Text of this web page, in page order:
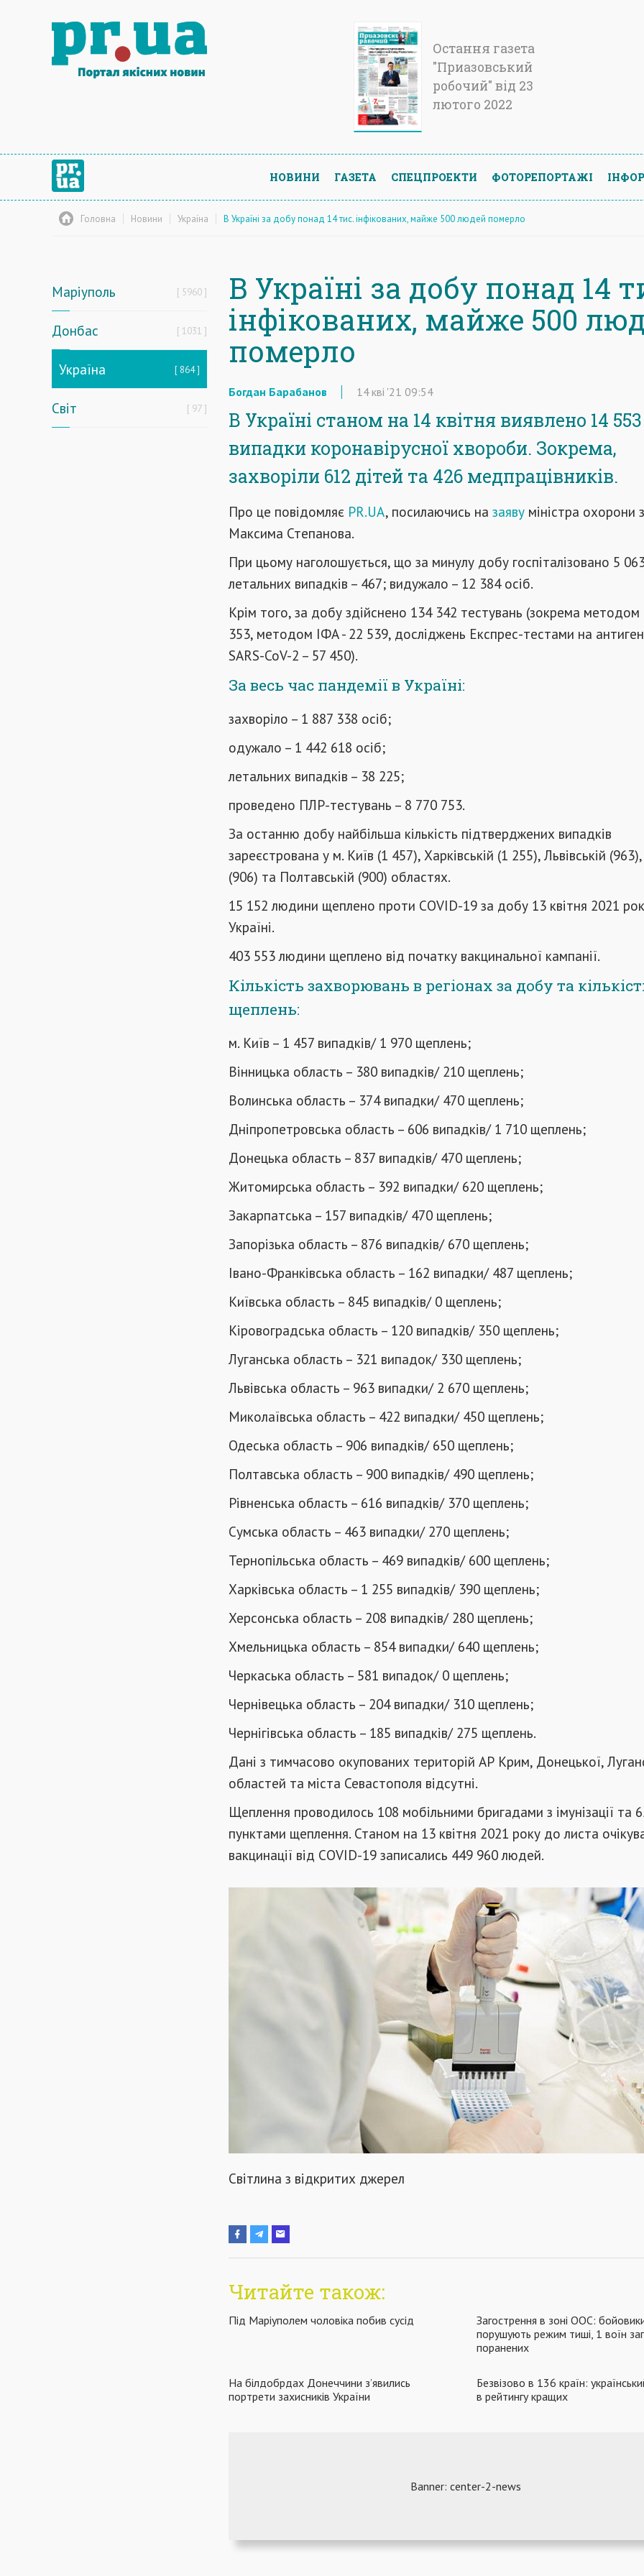
Остання газета
"Приазовський
робочий" від 23
лютого 2022
НОВИНИ ГАЗЕТА СПЕЦПРОЕКТИ ФОТОРЕПОРТАЖІ
Головна Новини Україна В Україні за добу понад 14 тис. інфікованих, майже 500 людей померло
Маріуполь 5960
Донбас 1031
Україна 864
Світ 97
В Україні за добу понад 14
інфікованих, майже 500
померло
Богдан Барабанов 14кві '21 09:54
В Україні станом на 14 квітня виявлено 14
випадки коронавірусної хвороби. Зокрема,
захворіли 612 дітей та 426 медпрацівників.
Про це повідомляє PR.UA, посилаючись на заяву міністра охорони
Максима Степанова.
При цьому наголошується, що за минулу добу госпіталізовано 5
летальних випадків – 467; видужало – 12 384 осіб.
Крім того, за добу здійснено 134 342 тестувань (зокрема
353, методом ІФА - 22 539, досліджень Експрес-тестами на
SARS-CoV-2 – 57 450).
За весь час пандемії в Україні:
захворіло – 1 887 338 осіб;
одужало – 1 442 618 осіб;
летальних випадків – 38 225;
проведено ПЛР-тестувань – 8 770 753.
За останню добу найбільша кількість підтверджених випадків
зареєстрована у м. Київ (1 457), Харківській (1 255), Львівській
(906) та Полтавській (900) областях.
15 152 людини щеплено проти COVID-19 за добу 13 квітня 2021
Україні.
403 553 людини щеплено від початку вакцинальної кампанії.
Кількість захворювань в регіонах за добу та
щеплень:
м. Київ – 1 457 випадків/ 1 970 щеплень;
Вінницька область – 380 випадків/ 210 щеплень;
Волинська область – 374 випадки/ 470 щеплень;
Дніпропетровська область – 606 випадків/ 1 710 щеплень;
Донецька область – 837 випадків/ 470 щеплень;
Житомирська область – 392 випадки/ 620 щеплень;
Закарпатська – 157 випадків/ 470 щеплень;
Запорізька область – 876 випадків/ 670 щеплень;
Івано-Франківська область – 162 випадки/ 487 щеплень;
Київська область – 845 випадків/ 0 щеплень;
Кіровоградська область – 120 випадків/ 350 щеплень;
Луганська область – 321 випадок/ 330 щеплень;
Львівська область – 963 випадки/ 2 670 щеплень;
Миколаївська область – 422 випадки/ 450 щеплень;
Одеська область – 906 випадків/ 650 щеплень;
Полтавська область – 900 випадків/ 490 щеплень;
Рівненська область – 616 випадків/ 370 щеплень;
Сумська область – 463 випадки/ 270 щеплень;
Тернопільська область – 469 випадків/ 600 щеплень;
Харківська область – 1 255 випадків/ 390 щеплень;
Херсонська область – 208 випадків/ 280 щеплень;
Хмельницька область – 854 випадки/ 640 щеплень;
Черкаська область – 581 випадок/ 0 щеплень;
Чернівецька область – 204 випадки/ 310 щеплень;
Чернігівська область – 185 випадків/ 275 щеплень.
Дані з тимчасово окупованих територій АР Крим, Донецької,
областей та міста Севастополя відсутні.
Щеплення проводилось 108 мобільними бригадами з імунізації та
пунктами щеплення. Станом на 13 квітня 2021 року до листа
вакцинації від COVID-19 записались 449 960 людей.
Світлина з відкритих джерел
Читайте також:
Під Маріуполем чоловіка побив сусід
Загострення в зоні ООС:
порушують режим тиші, 1 воїн
поранених
На білдобрдах Донеччини з’явились
портрети захисників України
Безвізово в 136 країн:
в рейтингу кращих